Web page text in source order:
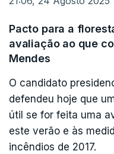
nem confinamentos nem
Como dificuldades no
apontou o "acumulado
tempo quente e seco,
Pacto para a
avaliação ao que
Mendes
O candidato
defendeu hoje que
útil se for feita uma
este verão e às
incêndios de 2017.